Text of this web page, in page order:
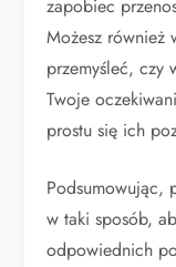
zapobiec
Możesz również
przemyśleć, czy
Twoje
prostu się ich
Podsumowując,
w taki sposób,
odpowiednich